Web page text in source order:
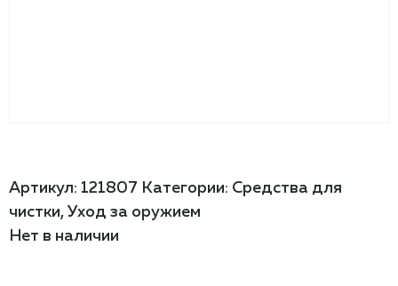
Артикул: 121807 Категории: Средства для
чистки, Уход за оружием
Нет в наличии